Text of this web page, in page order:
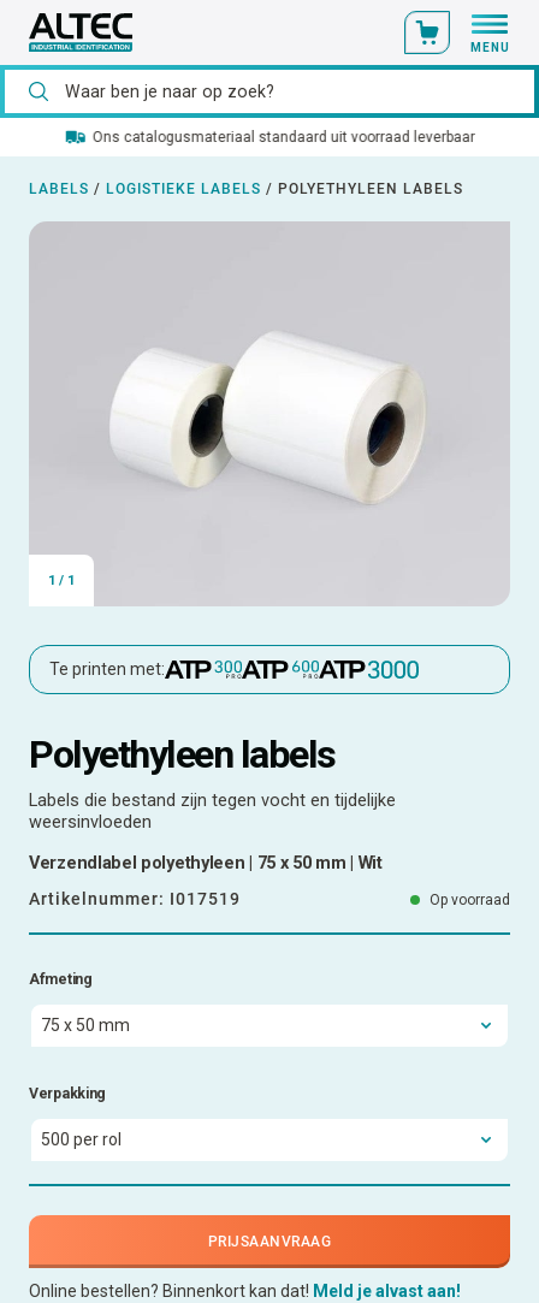
MENU
Ons catalogusmateriaal standaard uit voorraad leverbaar
LABELS / LOGISTIEKE LABELS / POLYETHYLEEN LABELS
1 / 1
Te printen met:
Polyethyleen labels
Labels die bestand zijn tegen vocht en tijdelijke
weersinvloeden
Verzendlabel polyethyleen | 75 x 50 mm | Wit
Artikelnummer: I017519 Op voorraad
Afmeting
Verpakking
PRIJSAANVRAAG
Online bestellen? Binnenkort kan dat! Meld je alvast aan!